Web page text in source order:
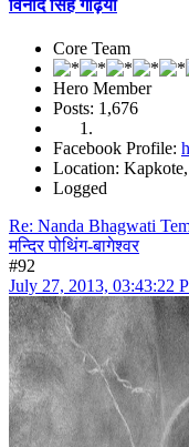
विनोद सिंह गढ़िया
Core Team
Hero Member
Posts: 1,676
Facebook Profile:
Location:
Logged
Re: Nanda Bhagwati
मन्दिर पोथिंग-बागेश्वर
#92
July 27, 2013, 03:43:22